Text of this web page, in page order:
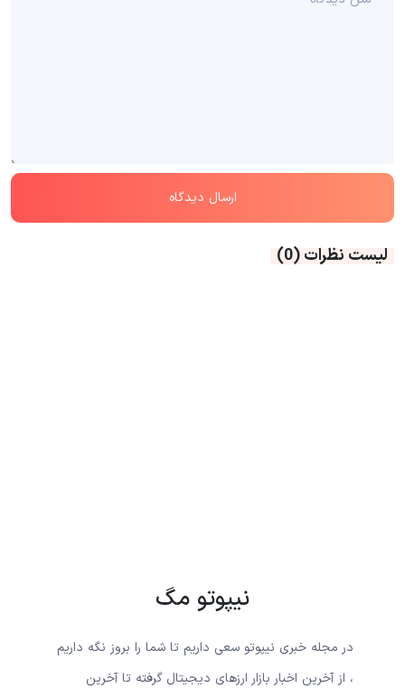
لیست نظرات(0)
نیپوتو مگ
در مجله خبری نیپوتو سعی داریم تا شما را بروز نگه داریم
، از آخرین اخبار بازار ارزهای دیجیتال گرفته تا آخرین